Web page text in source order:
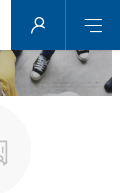
PLUS